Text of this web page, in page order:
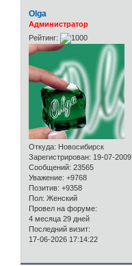
Olga
Администратор
Рейтинг:
Откуда: Новосибирск
Зарегистрирован: 19-07-2009
Сообщений: 23565
Уважение: +9768
Позитив: +9358
Пол: Женский
Провел на форуме:
4 месяца 29 дней
Последний визит:
17-06-2026 17:14:22